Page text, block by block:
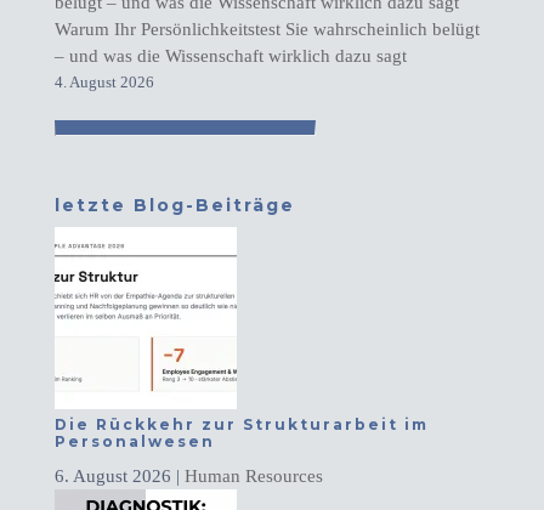
Warum Ihr Persönlichkeitstest Sie wahrscheinlich belügt
– und was die Wissenschaft wirklich dazu sagt
4. August 2026
letzte Blog-Beiträge
Die Rückkehr zur Strukturarbeit im
Personalwesen
6. August 2026 | Human Resources